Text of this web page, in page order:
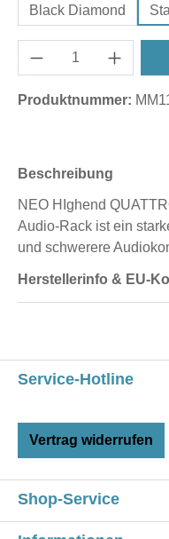
Black Diamond
Produktnummer:
Beschreibung
NEO HIghend
Audio-Rack ist ein
und schwerere
Herstellerinfo & EU-
Service-Hotline
Vertrag widerrufen
Shop-Service